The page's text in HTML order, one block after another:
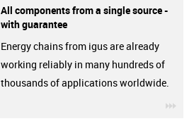
All components from a single source -
with guarantee
Energy chains from igus are already
working reliably in many hundreds of
thousands of applications worldwide.